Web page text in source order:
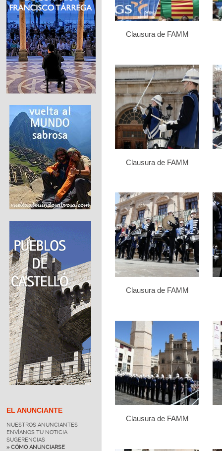
EL ANUNCIANTE
NUESTROS ANUNCIANTES
ENVÍANOS TU NOTICIA
SUGERENCIAS
» CÓMO ANUNCIARSE
Clausura de FAMM
Clausura de FAMM
Clausura de FAMM
Clausura de FAMM